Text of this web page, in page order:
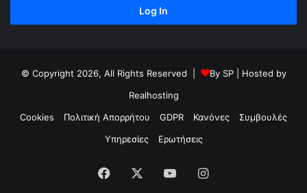
Log In
© Copyright 2026, All Rights Reserved | By SP| Hosted by
Realhosting
Cookies
Πολιτική Απορρήτου GDPR Κανόνες
Συμβουλές
Υπηρεσίες
Ερωτήσεις
Facebook YouTubeInstagram